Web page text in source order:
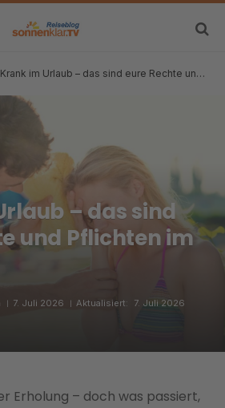
Krank im Urlaub – das sind eure Rechte und Pflichten im Überblick
– das sind
und Pflichten im
7. Juli 2026 Aktualisiert:
7. Juli 2026
Erholung – doch was passiert,